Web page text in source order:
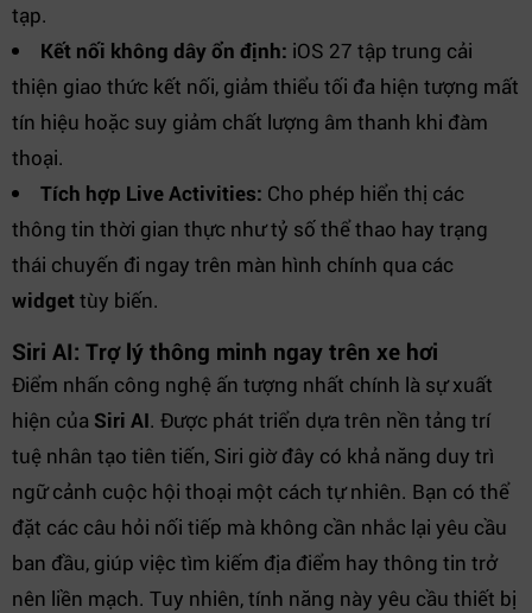
tạp.
Kết nối không dây ổn định: iOS 27 tập trung cải
thiện giao thức kết nối, giảm thiểu tối đa hiện tượng mất
tín hiệu hoặc suy giảm chất lượng âm thanh khi đàm
thoại.
Tích hợp Live Activities: Cho phép hiển thị các
thông tin thời gian thực như tỷ số thể thao hay trạng
thái chuyến đi ngay trên màn hình chính qua các
widgettùy biến.
Siri AI: Trợ lý thông minh ngay trên xe hơi
Điểm nhấn công nghệ ấn tượng nhất chính là sự xuất
hiện của Siri AI. Được phát triển dựa trên nền tảng trí
tuệ nhân tạo tiên tiến, Siri giờ đây có khả năng duy trì
ngữ cảnh cuộc hội thoại một cách tự nhiên. Bạn có thể
đặt các câu hỏi nối tiếp mà không cần nhắc lại yêu cầu
ban đầu, giúp việc tìm kiếm địa điểm hay thông tin trở
nên liền mạch. Tuy nhiên, tính năng này yêu cầu thiết bị